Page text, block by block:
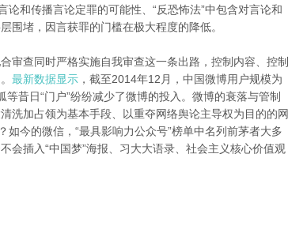
论和传播言论定罪的可能性、“反恐怖法”中包含对言论和
围堵，因言获罪的门槛在极大程度的降低。
审查同时严格实施自我审查这一条出路，控制内容、控制
最新数据显示 ，截至2014年12月，中国微博用户规模为
昔日“门户”纷纷减少了微博的投入。微博的衰落与管制
洗加占领为基本手段、以重夺网络舆论主导权为目的的网
如今的微信，“最具影响力公众号”榜单中名列前茅者大多
会插入“中国梦”海报、习大大语录、社会主义核心价值观